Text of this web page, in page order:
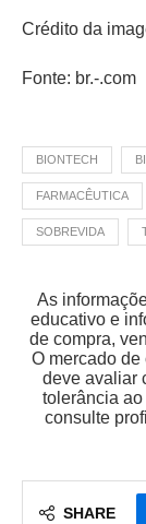
Crédito da
Fonte: br.-.com
BIONTECH
FARMACÊUTICA
SOBREVIDA
As
educativo e
de compra,
O mercado
deve avaliar
tolerância
consulte
SHARE